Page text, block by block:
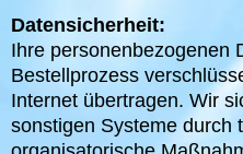
Datensicherheit:
Ihre personenbezogenen
Bestellprozess
Internet übertragen. Wir
sonstigen Systeme durch